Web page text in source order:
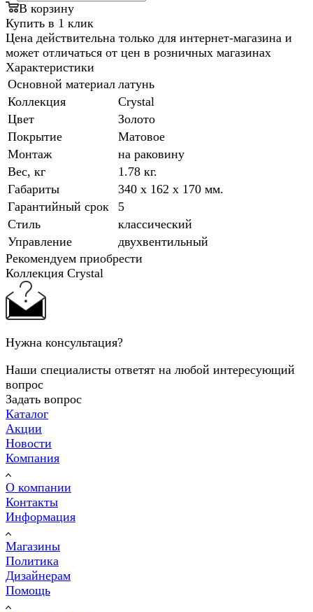
В корзину
Купить в 1 клик
Цена действительна только для интернет-магазина и
может отличаться от цен в розничных магазинах
Характеристики
Основной материал латунь
Коллекция
Crystal
Цвет
Золото
Покрытие
Матовое
Монтаж
на раковину
Вес, кг
1.78 кг.
Габариты
340 x 162 x 170 мм.
Гарантийный срок
5
Стиль
классический
Управление
двухвентильный
Рекомендуем приобрести
Коллекция Crystal
Нужна консультация?
Наши специалисты ответят на любой интересующий
вопрос
Задать вопрос
Каталог
Акции
Новости
Компания
О компании
Контакты
Информация
Магазины
Политика
Дизайнерам
Помощь